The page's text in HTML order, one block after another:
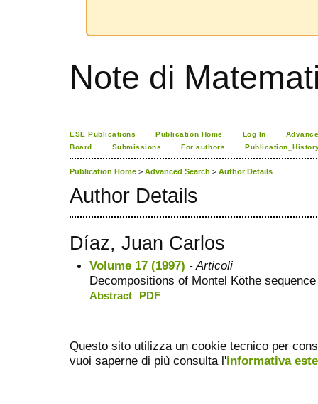
Note di
ESE Publications Publication Home Log In
Board
Submissions For authors
Publication Home > Advanced Search > Author Details
Author Details
Díaz, Juan Carlos
Volume 17 (1997) - Articoli
Decompositions of Montel Köthe
Abstract PDF
Questo sito utilizza un cookie tecnico per
vuoi saperne di più consulta l'informativa